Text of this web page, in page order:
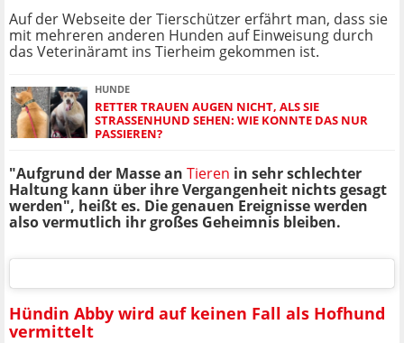
Auf der Webseite der Tierschützer erfährt man, dass sie
mit mehreren anderen Hunden auf Einweisung durch
das Veterinäramt ins Tierheim gekommen ist.
HUNDE
RETTER TRAUEN AUGEN NICHT, ALS SIE
STRASSENHUND SEHEN: WIE KONNTE DAS NUR P
ASSIEREN?
"Aufgrund der Masse an Tieren in sehr schlechter
Haltung kann über ihre Vergangenheit nichts gesagt
werden", heißt es. Die genauen Ereignisse werden
also vermutlich ihr großes Geheimnis bleiben.
Hündin Abby wird auf keinen Fall als Hofhund
vermittelt